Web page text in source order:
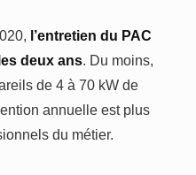
l’entretien du PAC
deux ans. Du moins,
de 4 à 70 kW de
annuelle est plus
du métier.